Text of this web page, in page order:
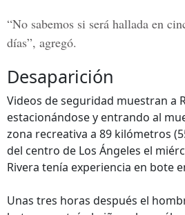
“No sabemos si será hallada en
días”, agregó.
Desaparición
Videos de seguridad muestran a
estacionándose y entrando al
zona recreativa a 89 kilómetros
del centro de Los Ángeles el
Rivera tenía experiencia en bote
Unas tres horas después el